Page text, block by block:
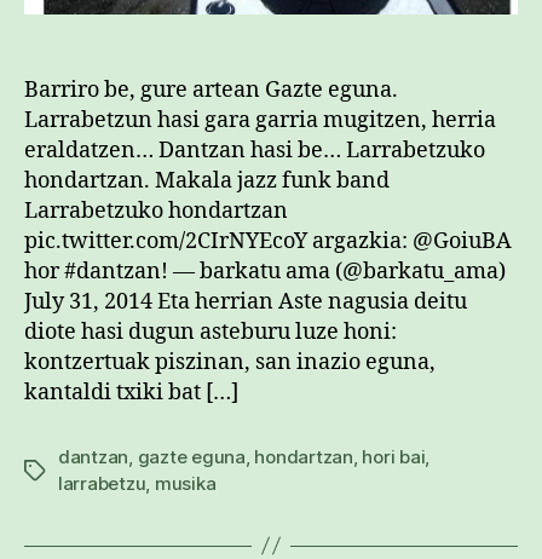
Barriro be, gure artean Gazte eguna.
Larrabetzun hasi gara garria mugitzen, herria
eraldatzen… Dantzan hasi be… Larrabetzuko
hondartzan. Makala jazz funk band
Larrabetzuko hondartzan
pic.twitter.com/2CIrNYEcoY argazkia: @GoiuBA
hor #dantzan! — barkatu ama (@barkatu_ama)
July 31, 2014 Eta herrian Aste nagusia deitu
diote hasi dugun asteburu luze honi:
kontzertuak piszinan, san inazio eguna,
kantaldi txiki bat […]
Etiketak
dantzan gazte eguna hondartzan hori bai
larrabetzu musika